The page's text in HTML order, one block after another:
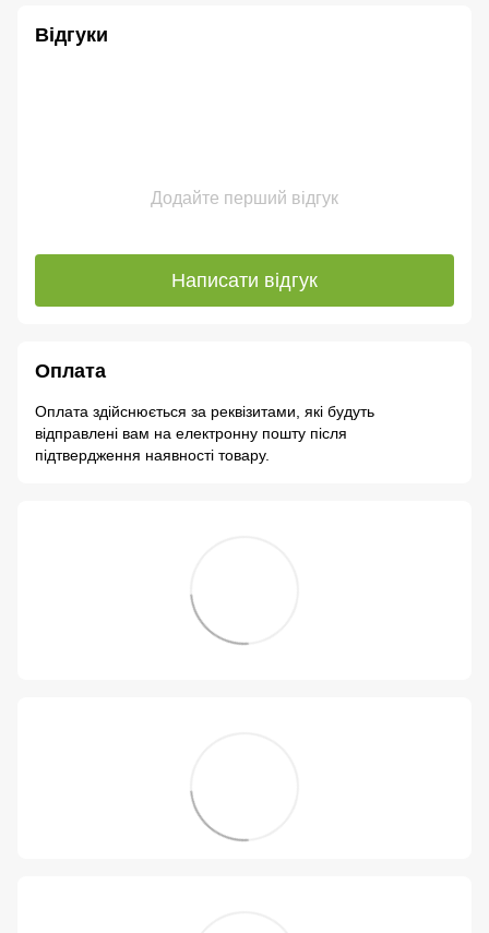
Відгуки
Додайте перший відгук
Написати відгук
Оплата
Оплата здійснюється за реквізитами, які будуть
відправлені вам на електронну пошту після
підтвердження наявності товару.